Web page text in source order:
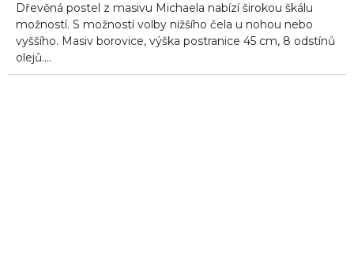
Dřevěná postel z masivu Michaela nabízí širokou škálu
možností. S možností volby nižšího čela u nohou nebo
vyššího. Masiv borovice, výška postranice 45 cm, 8 odstínů
olejů....